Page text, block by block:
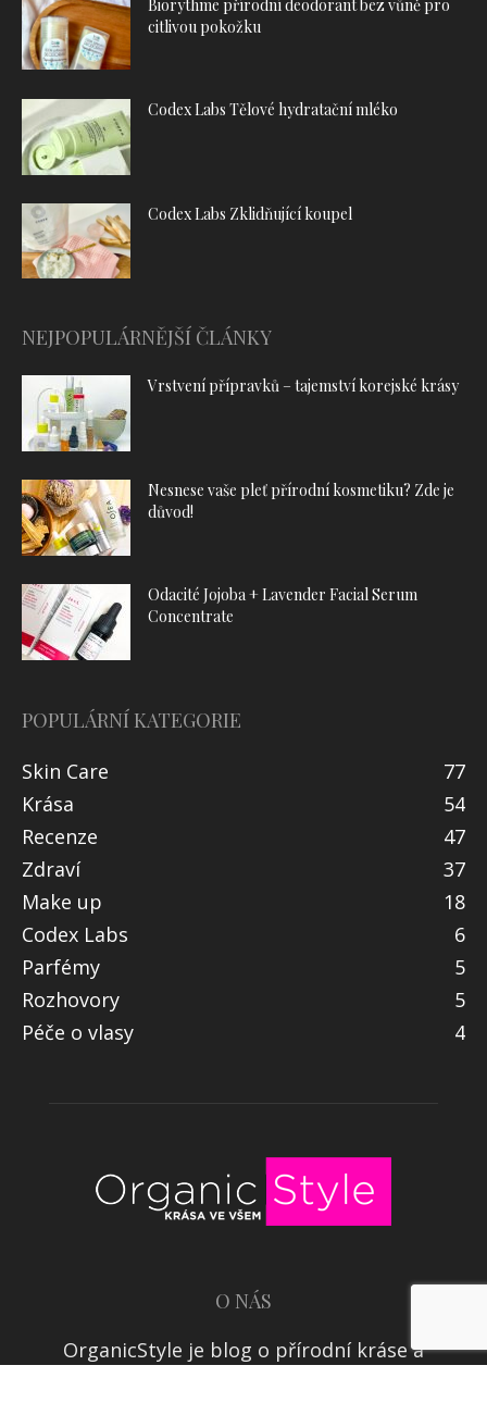
Biorythme přírodní deodorant bez vůně pro
Nesnese vaše pleť přírodní kosmetiku? Zde je
Odacité Jojoba + Lavender Facial Serum
Skin Care
77
Krása
54
Recenze
47
Zdraví
37
Make up
18
Codex Labs
6
Parfémy
5
Rozhovory
5